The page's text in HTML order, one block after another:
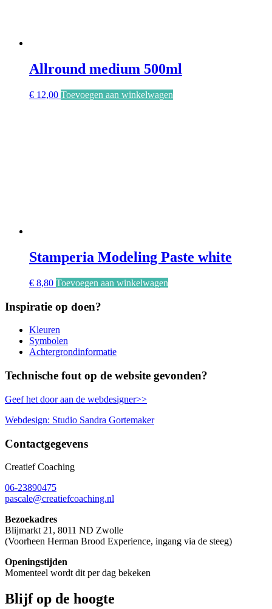
Allround medium 500ml
€ 12,00 Toevoegen aan winkelwagen
Stamperia Modeling Paste white
€ 8,80 Toevoegen aan winkelwagen
Inspiratie op doen?
Kleuren
Symbolen
Achtergrondinformatie
Technische fout op de website gevonden?
Geef het door aan de webdesigner>>
Webdesign: Studio Sandra Gortemaker
Contactgegevens
Creatief Coaching
06-23890475
pascale@creatiefcoaching.nl
Bezoekadres
Blijmarkt 21, 8011 ND Zwolle
(Voorheen Herman Brood Experience, ingang via de steeg)
Openingstijden
Momenteel wordt dit per dag bekeken
Blijf op de hoogte